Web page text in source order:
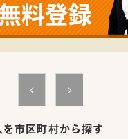
用の相談が可能です。
週末に地元や九州に行く事も
んのでライフワークバランス
市区町村から探す